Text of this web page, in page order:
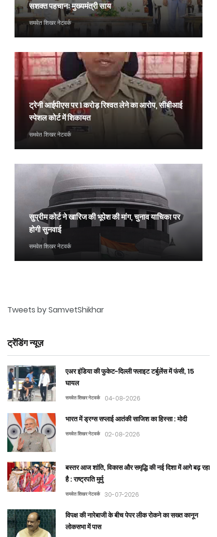
सशक्त पहचानः मुख्यमंत्री साय
समवेत शिखर नेटवर्क
ट्रेनी आईपीएस पर 1 करोड़ रिश्वत लेने का आरोप, सीबीआई
स्पेशल कोर्ट में शिकायत
समवेत शिखर नेटवर्क
सुप्रीम कोर्ट ने खारिज की भूपेश की मांग, चुनाव याचिका पर
होगी सुनवाई
समवेत शिखर नेटवर्क
Tweets by SamvetShikhar
ट्रेंडिंग न्यूज़
एअर इंडिया की फुकेट-दिल्ली फ्लाइट टर्बुलेंस में फंसी, 15
घायल
समवेत शिखर नेटवर्क 04-08-2026
भारत में ड्रग्स सप्लाई आतंकी साजिश का हिस्सा : मोदी
समवेत शिखर नेटवर्क 02-08-2026
बस्तर आज शांति, विकास और समृद्धि की नई दिशा में आगे बढ़ रहा
है : राष्ट्रपति मुर्मु
समवेत शिखर नेटवर्क 30-07-2026
विपक्ष की नारेबाजी के बीच पेपर लीक रोकने का सख्त कानून
लोकसभा में पास